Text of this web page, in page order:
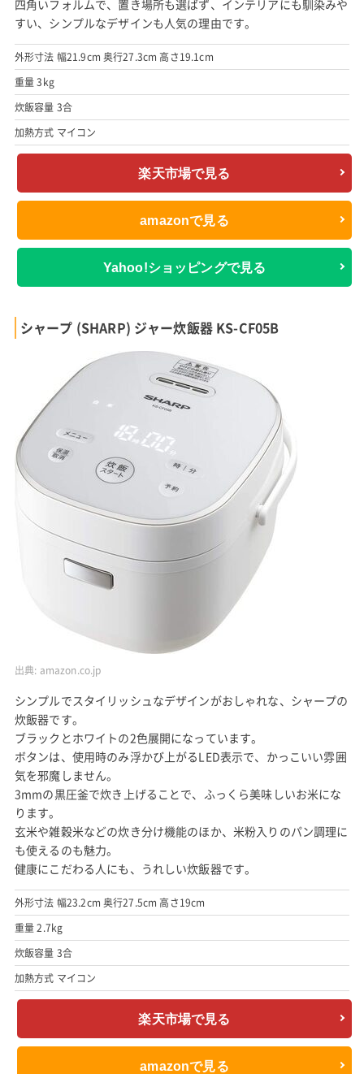
四角いフォルムで、置き場所も選ばず、インテリアにも馴染みや
すい、シンプルなデザインも人気の理由です。
外形寸法 幅21.9cm 奥行27.3cm 高さ19.1cm
重量 3kg
炊飯容量 3合
加熱方式 マイコン
楽天市場で見る
amazonで見る
Yahoo!ショッピングで見る
シャープ (SHARP) ジャー炊飯器 KS-CF05B
出典: amazon.co.jp
シンプルでスタイリッシュなデザインがおしゃれな、シャープの
炊飯器です。
ブラックとホワイトの2色展開になっています。
ボタンは、使用時のみ浮かび上がるLED表示で、かっこいい雰囲
気を邪魔しません。
3mmの黒圧釜で炊き上げることで、ふっくら美味しいお米にな
ります。
玄米や雑穀米などの炊き分け機能のほか、米粉入りのパン調理に
も使えるのも魅力。
健康にこだわる人にも、うれしい炊飯器です。
外形寸法 幅23.2cm 奥行27.5cm 高さ19cm
重量 2.7kg
炊飯容量 3合
加熱方式 マイコン
楽天市場で見る
amazonで見る